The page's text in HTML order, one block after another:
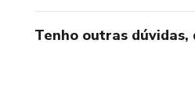
Tenho outras dúvidas,